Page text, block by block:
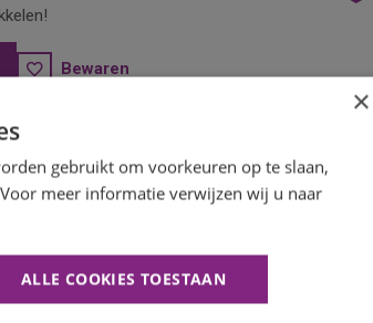
Bewaren
gezocht
ben je klantgericht en wil je mooie
Voor een groeiende organisatie
×
gebruikt om voorkeuren op te slaan,
meer informatie verwijzen wij u naar
ALLE COOKIES TOESTAAN